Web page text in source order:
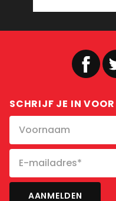
SCHRIJF JE IN